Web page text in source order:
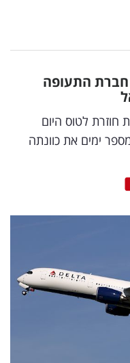
התעופה
חוזרת לטוס היום
ימים את כוונתה